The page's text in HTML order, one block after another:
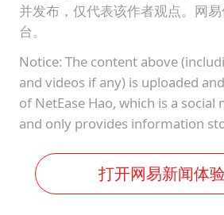
并发布，仅代表该作者观点。网
台。
Notice: The content above
and videos if any) is uploaded
of NetEase Hao, which is a
and only provides information
打开网易新闻体